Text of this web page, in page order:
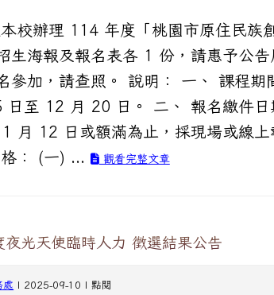
校辦理 114 年度「桃園市原住民族
生海報及報名表各 1 份，請惠予公
參加，請查照。 說明： 一、 課程期
至 12 月 20 日。 二、 報名繳件日
月 12 日或額滿為止，採現場或線上
： (一) ...
觀看完整文章
光天使臨時人力 徵選結果公告
處 | 2025-09-10 | 點閱